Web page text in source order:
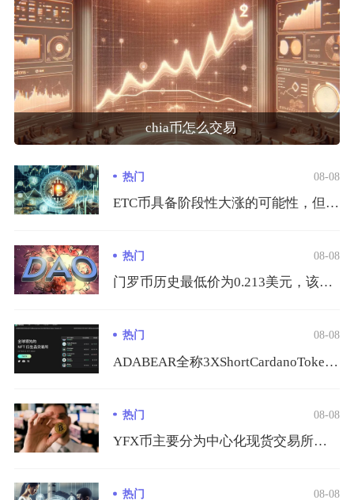
chia币怎么交易
热门 08-08
ETC币具备阶段性大涨的可能性，但很难走出独立牛市行情，其上...
热门 08-08
门罗币历史最低价为0.213美元，该低点定格在2015年1月...
热门 08-08
ADABEAR全称3XShortCardanoToken，是...
热门 08-08
YFX币主要分为中心化现货交易所与去中心化链上兑换两种交易渠...
热门 08-08